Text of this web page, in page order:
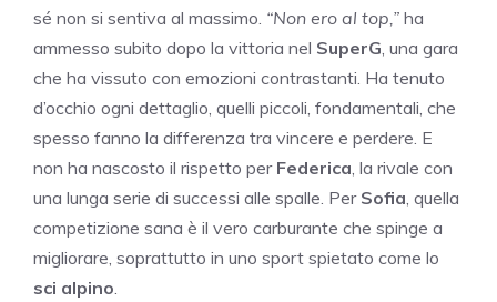
sé non si sentiva al massimo. “Non ero al top,” ha
ammesso subito dopo la vittoria nel SuperG , una gara
che ha vissuto con emozioni contrastanti. Ha tenuto
d’occhio ogni dettaglio, quelli piccoli, fondamentali, che
spesso fanno la differenza tra vincere e perdere. E
non ha nascosto il rispetto per Federica , la rivale con
una lunga serie di successi alle spalle. Per Sofia , quella
competizione sana è il vero carburante che spinge a
migliorare, soprattutto in uno sport spietato come lo
sci alpino